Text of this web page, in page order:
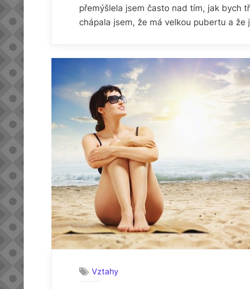
přemýšlela jsem často nad tím, jak bych
chápala jsem, že má velkou pubertu a
Vztahy